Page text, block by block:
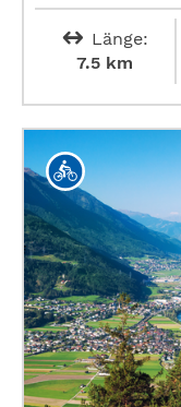
Länge:
7.5 km